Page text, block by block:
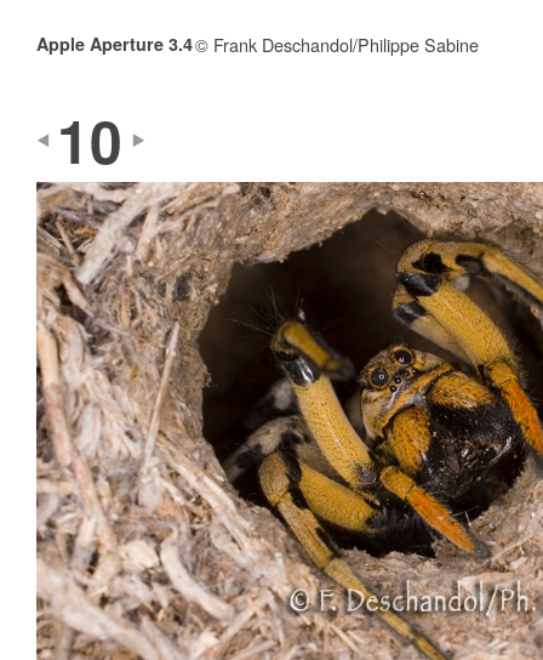
Apple Aperture 3.4© Frank Deschandol/Philippe Sabine
10